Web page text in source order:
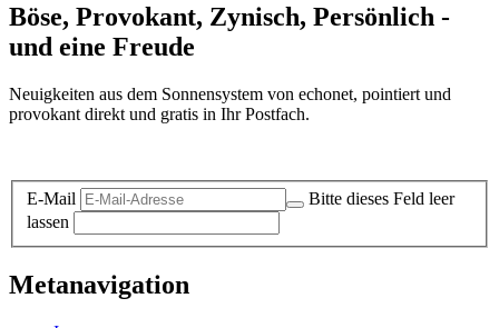
Böse, Provokant, Zynisch, Persönlich -
und eine Freude
Neuigkeiten aus dem Sonnensystem von echonet, pointiert und
provokant direkt und gratis in Ihr Postfach.
E-Mail
Bitte dieses Feld leer
lassen
Metanavigation